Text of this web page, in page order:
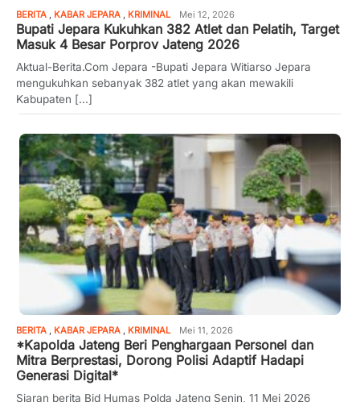
BERITA , KABAR JEPARA , KRIMINAL Mei 12, 2026
Bupati Jepara Kukuhkan 382 Atlet dan Pelatih, Target
Masuk 4 Besar Porprov Jateng 2026
Aktual-Berita.Com Jepara -Bupati Jepara Witiarso Jepara
mengukuhkan sebanyak 382 atlet yang akan mewakili
Kabupaten [...]
BERITA , KABAR JEPARA , KRIMINAL Mei 11, 2026
*Kapolda Jateng Beri Penghargaan Personel dan
Mitra Berprestasi, Dorong Polisi Adaptif Hadapi
Generasi Digital*
Siaran berita Bid Humas Polda Jateng Senin, 11 Mei 2026